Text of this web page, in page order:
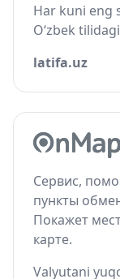
Har kuni eng
O‘zbek
latifa.uz
Сервис,
пункты
Покажет
карте.
Valyutani